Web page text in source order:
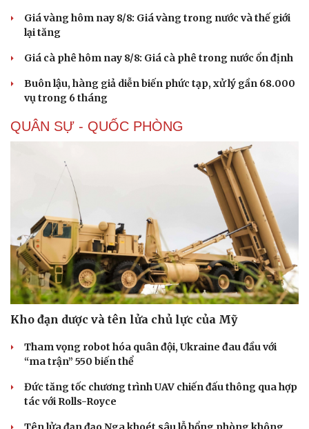
Doanh nghiệp
Thông tin doanh nghiệp
Doanh nghiệp 24h
Sành điệu
Tin Công nghệ
Trải nghiệm
Chuyển đổi số
Giá vàng hôm nay 8/8: Giá vàng trong nước và thế giới
lại tăng
Giá cà phê hôm nay 8/8: Giá cà phê trong nước ổn định
Buôn lậu, hàng giả diễn biến phức tạp, xử lý gần 68.000
vụ trong 6 tháng
QUÂN SỰ - QUỐC PHÒNG
Kho đạn dược và tên lửa chủ lực của Mỹ
Tham vọng robot hóa quân đội, Ukraine đau đầu với
“ma trận” 550 biến thể
Đức tăng tốc chương trình UAV chiến đấu thông qua hợp
tác với Rolls-Royce